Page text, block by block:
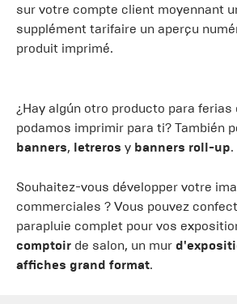
sur votre compte client moyennant
supplément tarifaire un aperçu
produit imprimé.
¿Hay algún otro producto para
podamos imprimir para ti? También
banners, letreros y banners roll-up.
Souhaitez-vous développer votre
commerciales ? Vous pouvez
parapluie complet pour vos
comptoir de salon, un mur
affiches grand format.